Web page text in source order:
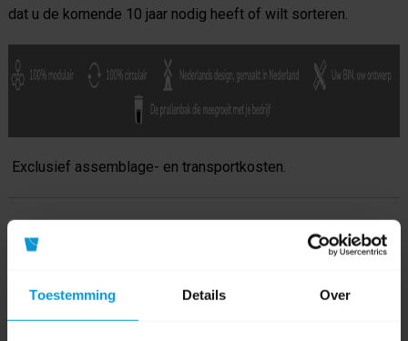
Toestemming Details Over
dat u de komende 10 jaar nodig heeft of wilt sorteren.
Exclusief assemblage- en transportkosten.
Product specificaties
Fabrikant: Globular